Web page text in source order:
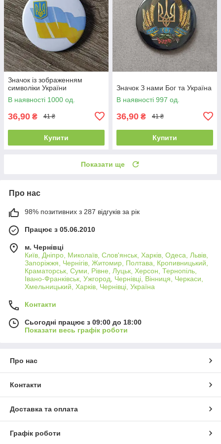
Значок із зображенням
символіки України
В наявності 1000 од.
36,90 ₴ 41 ₴
Купити
Значок З нами Бог та Україна
В наявності 997 од.
36,90 ₴ 41 ₴
Купити
Показати ще
Про нас
98% позитивних з 287 відгуків за рік
Працює з 05.06.2010
м. Чернівці
Київ, Дніпро, Миколаїв, Слов'янськ, Харків, Одеса, Львів,
Запоріжжя, Чернігів, Житомир, Полтава, Кропивницький,
Краматорськ, Суми, Рівне, Луцьк, Херсон, Тернопіль,
Івано-Франківськ, Ужгород, Чернівці, Вінниця, Черкаси,
Хмельницький, Харків, Чернівці, Україна
Контакти
Сьогодні працює з 09:00 до 18:00
Показати весь графік роботи
Про нас
Контакти
Доставка та оплата
Графік роботи